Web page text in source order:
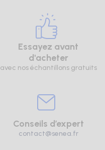
Essayez avant
d'acheter
avec nos échantillons gratuits
Conseils d’expert
contact@senea.fr